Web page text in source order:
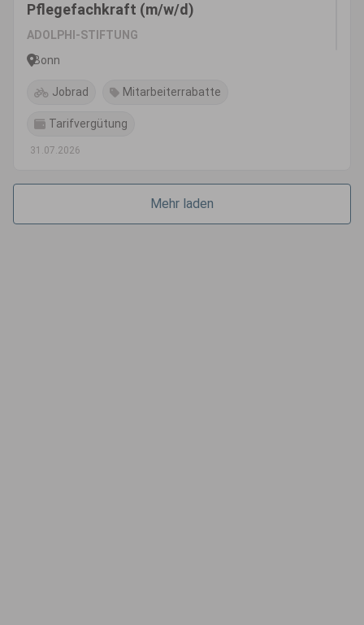
Pflegefachkraft (m/w/d)
ADOLPHI-STIFTUNG
Bonn
Jobrad Mitarbeiterrabatte
Tarifvergütung
31.07.2026
Mehr laden